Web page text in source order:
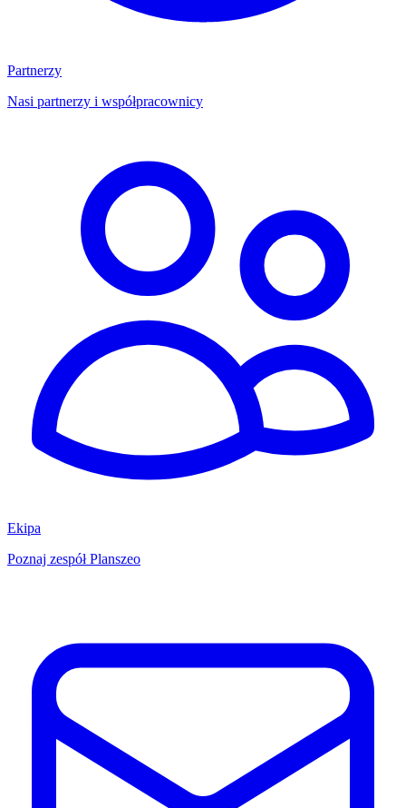
Partnerzy
Nasi partnerzy i współpracownicy
Ekipa
Poznaj zespół Planszeo